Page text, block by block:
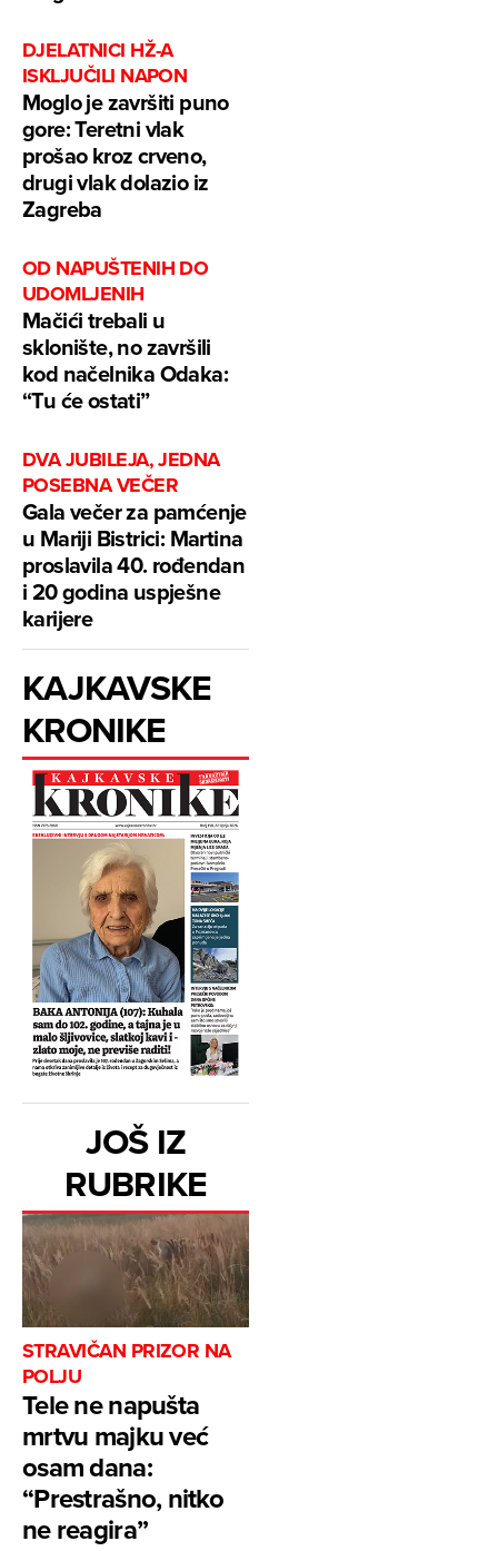
DJELATNICI HŽ-A
ISKLJUČILI NAPON
Moglo je završiti puno
gore: Teretni vlak
prošao kroz crveno,
drugi vlak dolazio iz
Zagreba
OD NAPUŠTENIH DO
UDOMLJENIH
Mačići trebali u
sklonište, no završili
kod načelnika Odaka:
“Tu će ostati”
DVA JUBILEJA, JEDNA
POSEBNA VEČER
Gala večer za pamćenje
u Mariji Bistrici: Martina
proslavila 40. rođendan
i 20 godina uspješne
karijere
KAJKAVSKE
KRONIKE
JOŠ IZ
RUBRIKE
STRAVIČAN PRIZOR NA
POLJU
Tele ne napušta
mrtvu majku već
osam dana:
“Prestrašno, nitko
ne reagira”